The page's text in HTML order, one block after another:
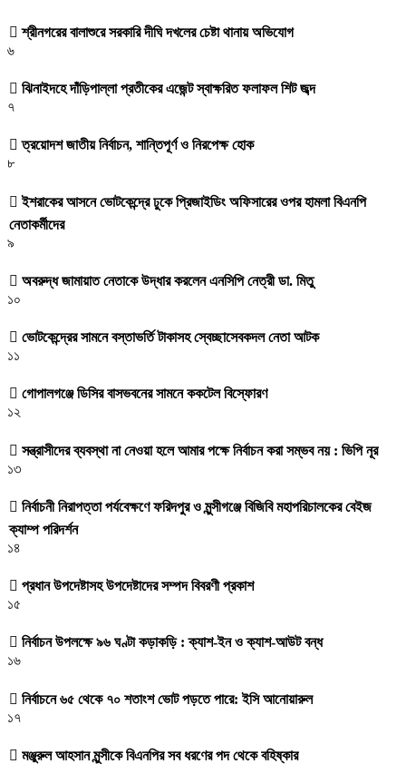
শ্রীনগরের বালাশুরে সরকারি দীঘি দখলের চেষ্টা থানায় অভিযোগ
৬
ঝিনাইদহে দাঁড়িপাল্লা প্রতীকের এজেন্ট স্বাক্ষরিত ফলাফল শিট জব্দ
৭
ত্রয়োদশ জাতীয় নির্বাচন, শান্তিপূর্ণ ও নিরপেক্ষ হোক
৮
ইশরাকের আসনে ভোটকেন্দ্রে ঢুকে প্রিজাইডিং অফিসারের ওপর হামলা বিএনপি
নেতাকর্মীদের
৯
অবরুদ্ধ জামায়াত নেতাকে উদ্ধার করলেন এনসিপি নেত্রী ডা. মিতু
১০
ভোটকেন্দ্রের সামনে বস্তাভর্তি টাকাসহ স্বেচ্ছাসেবকদল নেতা আটক
১১
গোপালগঞ্জে ডিসির বাসভবনের সামনে ককটেল বিস্ফোরণ
১২
সন্ত্রাসীদের ব্যবস্থা না নেওয়া হলে আমার পক্ষে নির্বাচন করা সম্ভব নয় : ভিপি নূর
১৩
নির্বাচনী নিরাপত্তা পর্যবেক্ষণে ফরিদপুর ও মুন্সীগঞ্জে বিজিবি মহাপরিচালকের বেইজ
ক্যাম্প পরিদর্শন
১৪
প্রধান উপদেষ্টাসহ উপদেষ্টাদের সম্পদ বিবরণী প্রকাশ
১৫
নির্বাচন উপলক্ষে ৯৬ ঘণ্টা কড়াকড়ি : ক্যাশ-ইন ও ক্যাশ-আউট বন্ধ
১৬
নির্বাচনে ৬৫ থেকে ৭০ শতাংশ ভোট পড়তে পারে: ইসি আনোয়ারুল
১৭
মঞ্জুরুল আহসান মুন্সীকে বিএনপির সব ধরণের পদ থেকে বহিষ্কার